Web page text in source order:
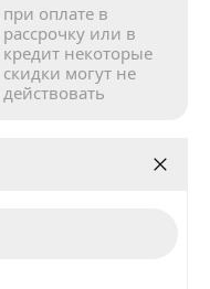
при оплате в
рассрочку или в
кредит некоторые
скидки могут не
действовать